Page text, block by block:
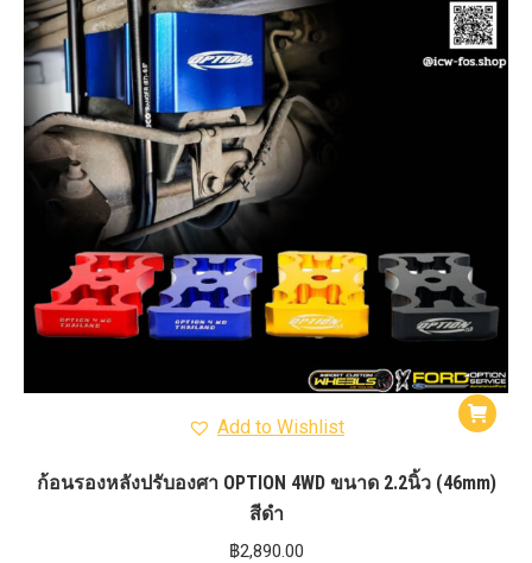
Add to Wishlist
ก้อนรองหลังปรับองศา OPTION 4WD ขนาด 2.2นิ้ว (46mm)
สีดำ
฿2,890.00